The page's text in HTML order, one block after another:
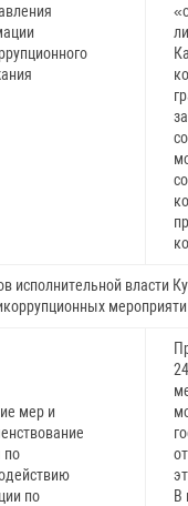
исполнительной власти
мер и
по
по
В